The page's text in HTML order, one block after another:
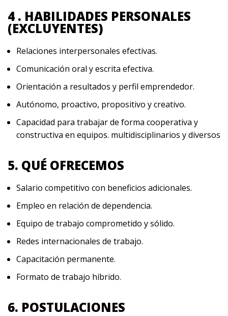
4 . HABILIDADES PERSONALES
(EXCLUYENTES)
Relaciones interpersonales efectivas.
Comunicación oral y escrita efectiva.
Orientación a resultados y perfil emprendedor.
Autónomo, proactivo, propositivo y creativo.
Capacidad para trabajar de forma cooperativa y
constructiva en equipos. multidisciplinarios y diversos
5. QUÉ OFRECEMOS
Salario competitivo con beneficios adicionales.
Empleo en relación de dependencia.
Equipo de trabajo comprometido y sólido.
Redes internacionales de trabajo.
Capacitación permanente.
Formato de trabajo híbrido.
6. POSTULACIONES